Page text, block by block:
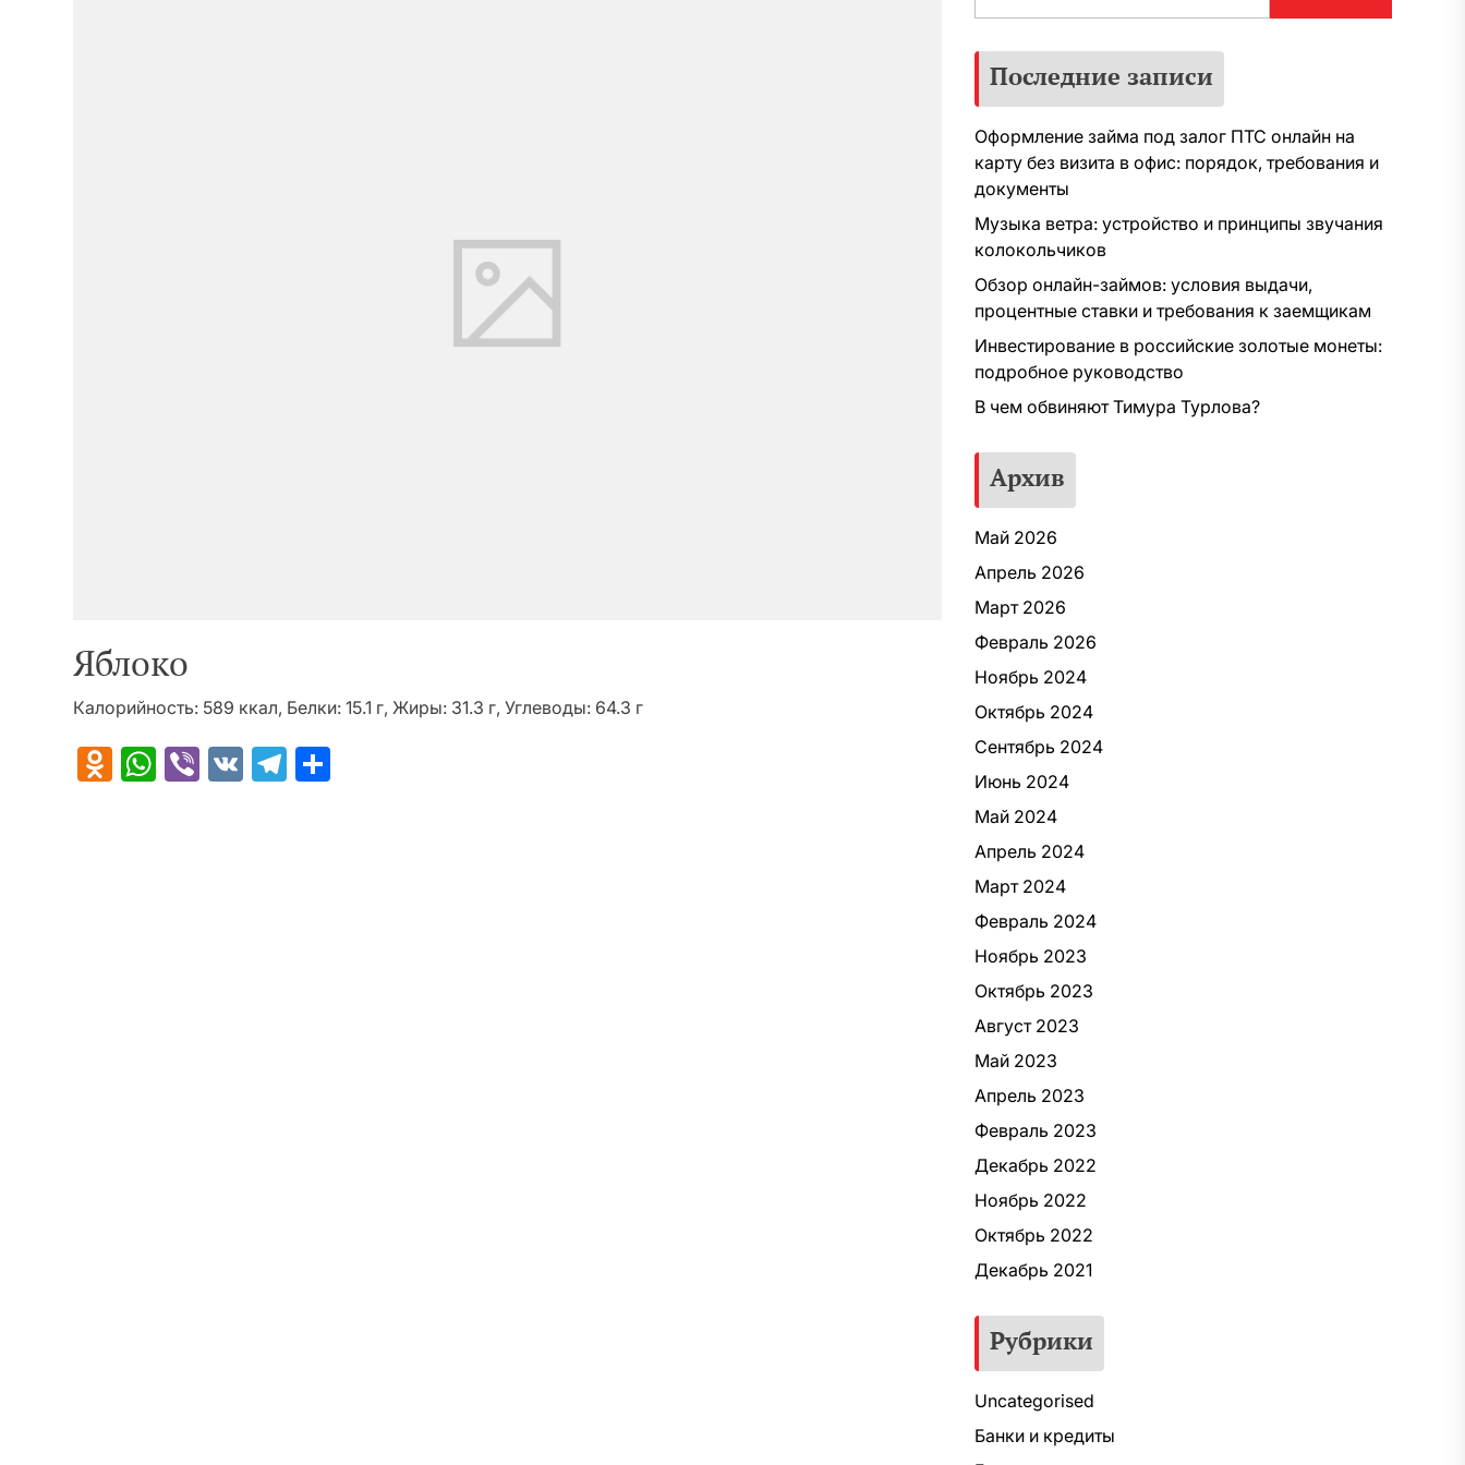
Яблоко
Калорийность: 589 ккал, Белки: 15.1 г, Жиры: 31.3 г, Углеводы: 64.3 г
Odnoklassniki
WhatsApp
Viber
VK Telegram
Последние записи
Оформление займа под залог ПТС онлайн на
карту без визита в офис: порядок, требования и
документы
Музыка ветра: устройство и принципы звучания
колокольчиков
Обзор онлайн-займов: условия выдачи,
процентные ставки и требования к заемщикам
Инвестирование в российские золотые монеты:
подробное руководство
В чем обвиняют Тимура Турлова?
Архив
Май 2026
Апрель 2026
Март 2026
Февраль 2026
Ноябрь 2024
Октябрь 2024
Сентябрь 2024
Июнь 2024
Май 2024
Апрель 2024
Март 2024
Февраль 2024
Ноябрь 2023
Октябрь 2023
Август 2023
Май 2023
Апрель 2023
Февраль 2023
Декабрь 2022
Ноябрь 2022
Октябрь 2022
Декабрь 2021
Рубрики
Uncategorised
Банки и кредиты